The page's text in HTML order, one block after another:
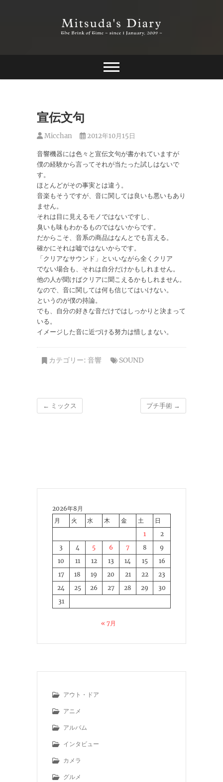
Mitsuda's Diary
宣伝文句
Micchan 2012年10月15日
音響機器には色々と宣伝文句が書かれていますが
僕の経験から言ってそれが当たった試しはないで
す。
ほとんどがその事実とは違う。
音楽もそうですが、音に関しては良いも悪いもあり
ません。
それは目に見えるモノではないですし、
臭いも味もわかるものではないからです。
だからこそ、音系の商品はなんとでも言える。
確かにそれは嘘ではないからです。
「クリアなサウンド」といいながら全くクリア
でない場合も、それは自分だけかもしれません。
他の人が聞けばクリアに聞こえるかもしれません。
なので、音に関しては何も信じてはいけない。
というのが僕の持論。
でも、自分の好きな音だけではしっかりと決まって
いる。
イメージした音に近づける努力は惜しまない。
カテゴリー: 音響 SOUND
← ミックス プチ手術 →
2026年8月
月
火 水 木 金 土
日
1
2
3
4 5 6 7 8
9
10
11 12 13 14 15
16
17
18 19 20 21 22
23
24
25 26 27 28 29
30
31
« 7月
アウト・ドア
アニメ
アルバム
インタビュー
カメラ
グルメ